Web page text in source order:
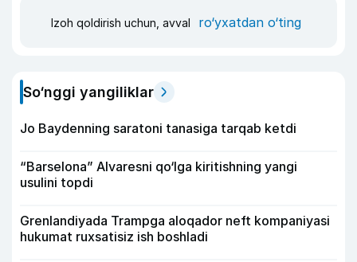
Izoh qoldirish uchun, avval ro‘yxatdan o‘ting
So‘nggi yangiliklar
Jo Baydenning saratoni tanasiga tarqab ketdi
“Barselona” Alvaresni qo‘lga kiritishning yangi
usulini topdi
Grenlandiyada Trampga aloqador neft kompaniyasi
hukumat ruxsatisiz ish boshladi